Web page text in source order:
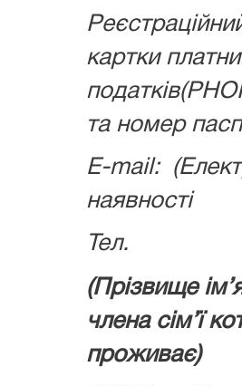
картки
та номер
Е-mail:
наявності
Тел.
(Прізвище
члена сім’ї
проживає)